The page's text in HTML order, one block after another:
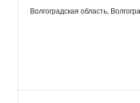
Волгоградская область,